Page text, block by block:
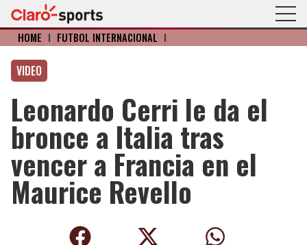
HOME I FÚTBOL INTERNACIONAL I
VIDEO
Leonardo Cerri le da el
bronce a Italia tras
vencer a Francia en el
Maurice Revello